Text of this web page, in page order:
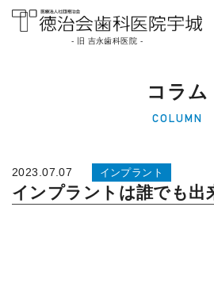
医療法人社団徳治
宇城 [旧 吉永歯科
市
- 旧 吉永歯科医院 -
コラム
COLUMN
2023.07.07 インプラント
インプラントは誰でも出